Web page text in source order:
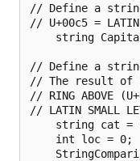
// Define a
// U+00c5 = LATIN
string
// Define a
// The result of
// RING ABOVE
// LATIN SMALL
string cat =
    int loc = 0;